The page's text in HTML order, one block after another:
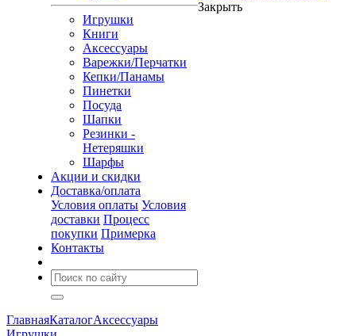
Игрушки
Книги
Аксессуары
Варежки/Перчатки
Кепки/Панамы
Пинетки
Посуда
Шапки
Резинки -
Нетеряшки
Шарфы
Акции и скидки
Доставка/оплата
Условия оплаты Условия
доставки Процесс
покупки Примерка
Контакты
Закрыть
ГлавнаяКаталогАксессуары